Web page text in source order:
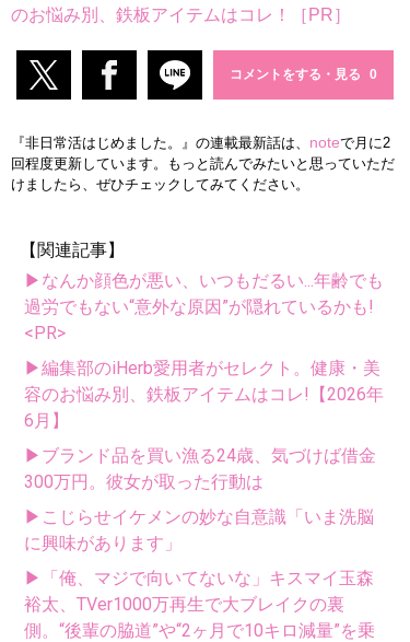
のお悩み別、鉄板アイテムはコレ！［PR］
コメントをする・見る
『非日常活はじめました。』の連載最新話は、 noteで月に2
回程度更新しています。もっと読んでみたいと思っていただ
けましたら、ぜひチェックしてみてください。
【関連記事】
▶なんか顔色が悪い、いつもだるい...年齢でも
過労でもない“意外な原因”が隠れているかも!
<PR>
▶編集部のiHerb愛用者がセレクト。健康・美
容のお悩み別、鉄板アイテムはコレ!【2026年
6月】
▶ブランド品を買い漁る24歳、気づけば借金
300万円。彼女が取った行動は
▶こじらせイケメンの妙な自意識「いま洗脳
に興味があります」
▶「俺、マジで向いてないな」キスマイ玉森
裕太、TVer1000万再生で大ブレイクの裏
側。“後輩の脇道”や“2ヶ月で10キロ減量”を乗